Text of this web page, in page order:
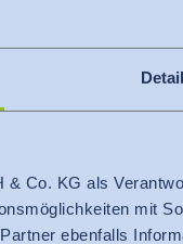
& Co. KG als
mit
ebenfalls
Merino